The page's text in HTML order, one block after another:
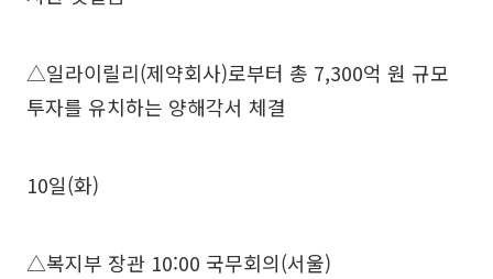
△일라이릴리(제약회사)로부터 총 7,300억 원 규모
투자를 유치하는 양해각서 체결
10일(화)
△복지부 장관 10:00 국무회의(서울)